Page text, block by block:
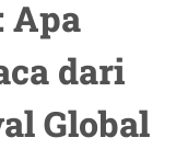
Apa
dari
Global